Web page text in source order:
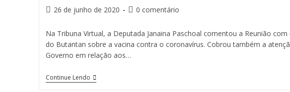
26 de junho de 2020 0 comentário
Na Tribuna Virtual, a Deputada Janaina Paschoal comentou a Reunião
do Butantan sobre a vacina contra o coronavírus. Cobrou também a
Governo em relação aos…
Continue Lendo